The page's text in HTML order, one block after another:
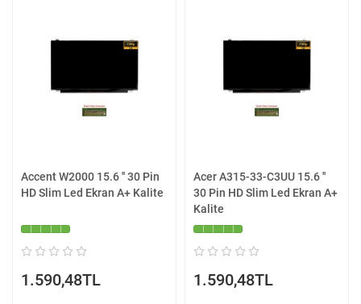
Accent W2000 15.6 '' 30 Pin
HD Slim Led Ekran A+ Kalite
1.590,48TL
Acer A315-33-C3UU 15.6 ''
30 Pin HD Slim Led Ekran A+
Kalite
1.590,48TL